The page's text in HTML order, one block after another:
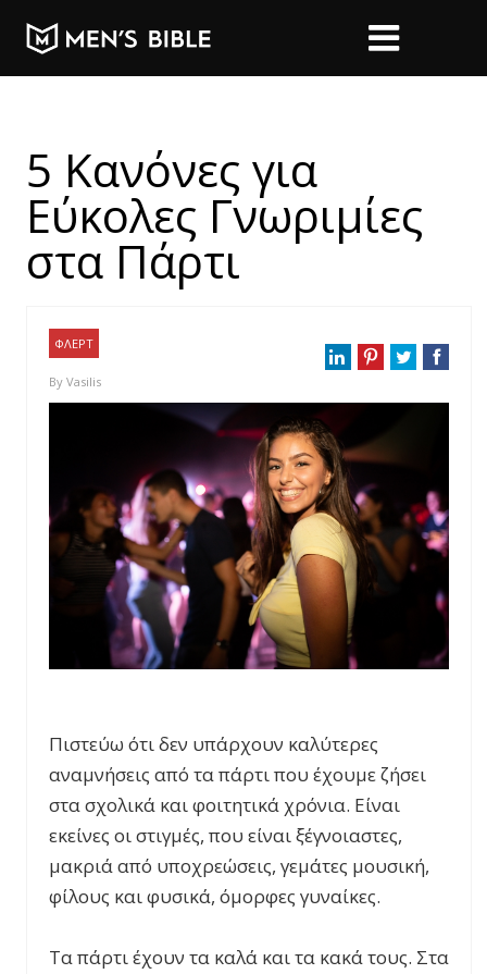
5 Κανόνες για
Εύκολες Γνωριμίες
στα Πάρτι
ΦΛΕΡΤ
By Vasilis
Πιστεύω ότι δεν υπάρχουν καλύτερες
αναμνήσεις από τα πάρτι που έχουμε ζήσει
στα σχολικά και φοιτητικά χρόνια. Είναι
εκείνες οι στιγμές, που είναι ξέγνοιαστες,
μακριά από υποχρεώσεις, γεμάτες μουσική,
φίλους και φυσικά, όμορφες γυναίκες.
Τα πάρτι έχουν τα καλά και τα κακά τους. Στα